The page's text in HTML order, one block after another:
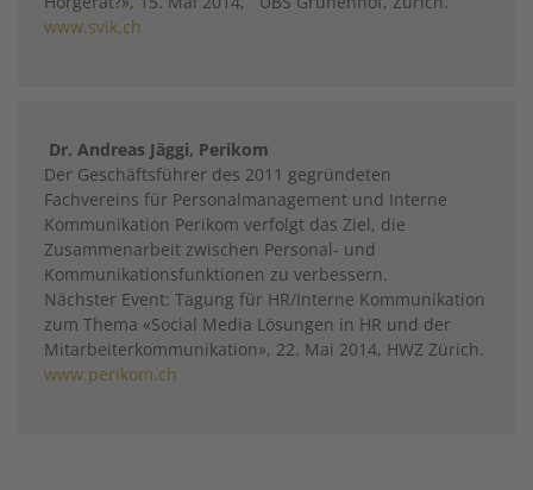
www.svik.ch
Dr. Andreas Jäggi, Perikom
Der Geschäftsführer des 2011 gegründeten
Fachvereins für Personalmanagement und Interne
Kommunikation Perikom verfolgt das Ziel, die
Zusammenarbeit zwischen Personal- und
Kommunikationsfunktionen zu verbessern.
Nächster Event: Tagung für HR/Interne Kommunikation
zum Thema «Social Media Lösungen in HR und der
Mitarbeiterkommunikation», 22. Mai 2014, HWZ Zürich.
www.perikom.ch